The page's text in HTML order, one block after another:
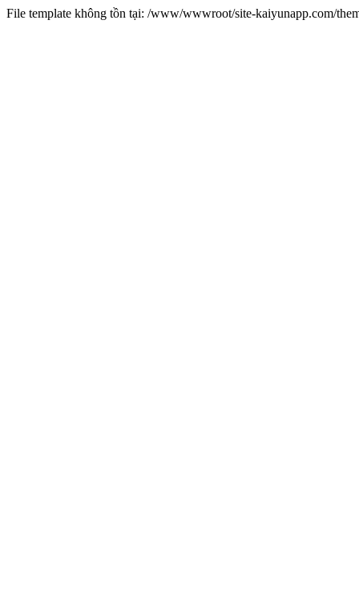
File template không tồn tại: /www/wwwroot/site-kaiyunapp.com/